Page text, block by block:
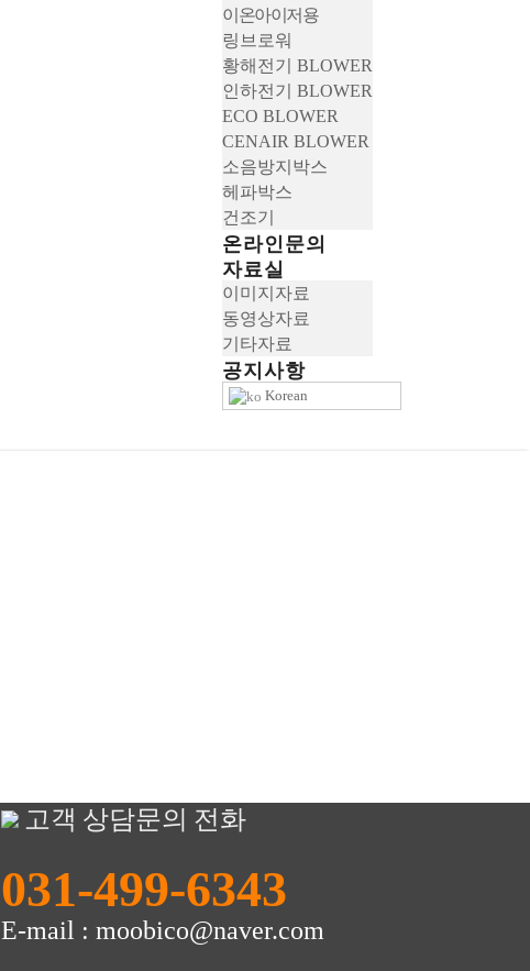
이온아이저용
링브로워
황해전기 BLOWER
인하전기 BLOWER
ECO BLOWER
CENAIR BLOWER
소음방지박스
헤파박스
건조기
온라인문의
자료실
이미지자료
동영상자료
기타자료
공지사항
Korean
고객 상담문의 전화
031-499-6343
E-mail : moobico@naver.com